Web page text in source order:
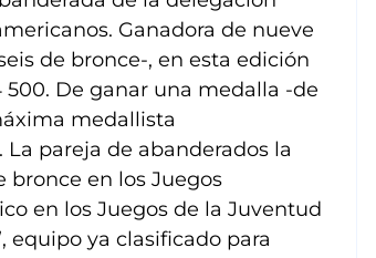
Ganadora de nueve
de bronce-, en esta edición
De ganar una medalla -de
medallista
pareja de abanderados la
bronce en los Juegos
en los Juegos de la Juventud
equipo ya clasificado para